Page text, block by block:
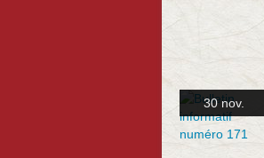
30 nov.